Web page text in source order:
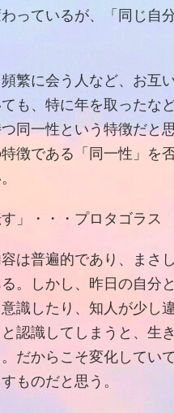
っているが、「同じ自
繁に会う人など、お互
も、特に年を取ったな
同一性という特徴だと
徴である「同一性」を
」・・・プロタゴラス
は普遍的であり、まさ
。しかし、昨日の自分
識したり、知人が少し
認識してしまうと、生
だからこそ変化してい
ものだと思う。